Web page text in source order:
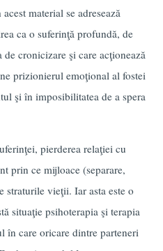
material se adresează
ca o suferinţă profundă, de
cronicizare şi care acţionează
prizionierul emoţional al fostei
şi în imposibilitatea de a spera
pierderea relaţiei cu
prin ce mijloace (separare,
straturile vieţii. Iar asta este o
situaţie psihoterapia şi terapia
în care oricare dintre parteneri